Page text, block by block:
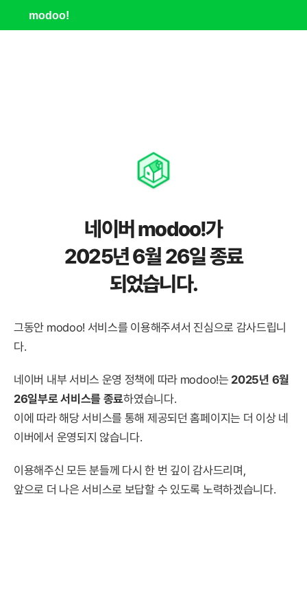
modoo!
네이버 modoo!가
2025년 6월 26일 종료
되었습니다.
그동안 modoo! 서비스를 이용해주셔서 진심으로 감사드립니
다.
네이버 내부 서비스 운영 정책에 따라 modoo!는 2025년 6월
26일부로 서비스를 종료하였습니다.
이에 따라 해당 서비스를 통해 제공되던 홈페이지는 더 이상 네
이버에서 운영되지 않습니다.
이용해주신 모든 분들께 다시 한 번 깊이 감사드리며,
앞으로 더 나은 서비스로 보답할 수 있도록 노력하겠습니다.